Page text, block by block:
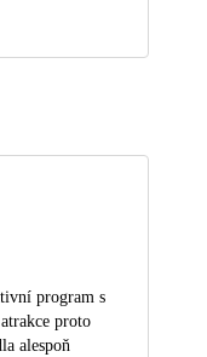
program s
proto
alespoň